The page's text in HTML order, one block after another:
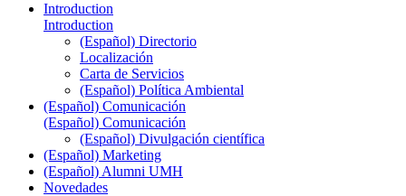
Introduction
Introduction
(Español) Directorio
Localización
Carta de Servicios
(Español) Política Ambiental
(Español) Comunicación
(Español) Comunicación
(Español) Divulgación científica
(Español) Marketing
(Español) Alumni UMH
Novedades